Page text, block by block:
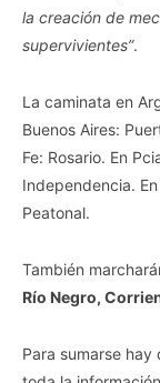
la creación de
supervivientes”.
La caminata en
Buenos Aires:
Fe: Rosario. En
Independencia.
Peatonal.
También
Río Negro,
Para sumarse